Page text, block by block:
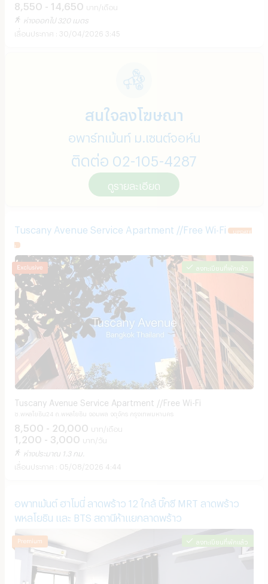
8,550 - 14,650 บาท/เดือน
ห่างออกไป 320 เมตร
30/04/2026 3:45
สนใจลงโฆษณา
อพาร์ทเม้นท์ ม.เซนต์จอห์น
ติดต่อ 02-105-4287
ดูรายละเอียด
Tuscany Avenue Service Apartment //Free Wi-Fi UPDATE
!
ลงทะเบียนที่พักแล้ว
Tuscany Avenue Service Apartment //Free Wi-Fi
ซ.พหลโยธิน24 ถ.พหลโยธิน จอมพล จตุจักร กรุงเทพมหานคร
8,500 - 20,000 บาท/เดือน
1,200 - 3,000 บาท/วัน
ห่างประมาณ 1.3 กม.
05/08/2026 4:44
อพาทเม้นต์ ฮาโมนี่ ลาดพร้าว 12 ใกล้ บิ๊กซี MRT ลาดพร้าว
พหลโยธิน และ BTS สถานีห้าแยกลาดพร้าว
ลงทะเบียนที่พักแล้ว